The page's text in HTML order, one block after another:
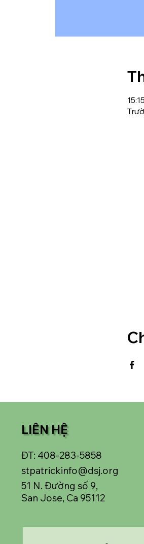
LIÊN HỆ
ĐT: 408-283-5858
stpatrickinfo@dsj.org
51 N. Đường số 9,
San Jose, Ca 95112